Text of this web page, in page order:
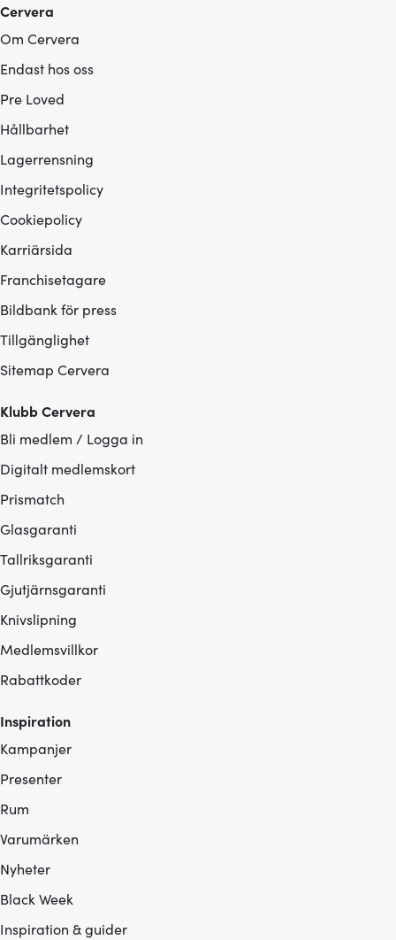
Cervera
Om Cervera
Endast hos oss
Pre Loved
Hållbarhet
Lagerrensning
Integritetspolicy
Cookiepolicy
Karriärsida
Franchisetagare
Bildbank för press
Tillgänglighet
Sitemap Cervera
Klubb Cervera
Bli medlem / Logga in
Digitalt medlemskort
Prismatch
Glasgaranti
Tallriksgaranti
Gjutjärnsgaranti
Knivslipning
Medlemsvillkor
Rabattkoder
Inspiration
Kampanjer
Presenter
Rum
Varumärken
Nyheter
Black Week
Inspiration & guider